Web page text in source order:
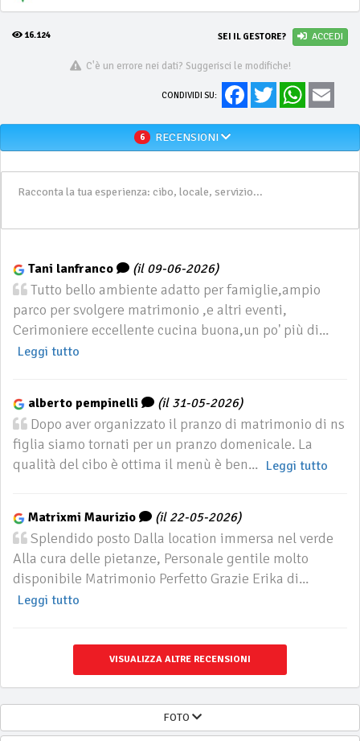
16.124 SEI IL GESTORE? ACCEDI
C'è un errore nei dati? Suggerisci le modifiche!
CONDIVIDI SU:
FacebookTwitter WhatsApp
6 RECENSIONI
Tani lanfranco (il 09-06-2026)
Tutto bello ambiente adatto per famiglie,ampio
parco per svolgere matrimonio ,e altri eventi,
Cerimoniere eccellente cucina buona,un po' più di...
Leggi tutto
alberto pempinelli (il 31-05-2026)
Dopo aver organizzato il pranzo di matrimonio di ns
figlia siamo tornati per un pranzo domenicale. La
qualità del cibo è ottima il menù è ben... Leggi tutto
Matrixmi Maurizio (il 22-05-2026)
Splendido posto Dalla location immersa nel verde
Alla cura delle pietanze, Personale gentile molto
disponibile Matrimonio Perfetto Grazie Erika di...
Leggi tutto
VISUALIZZA ALTRE RECENSIONI
FOTO